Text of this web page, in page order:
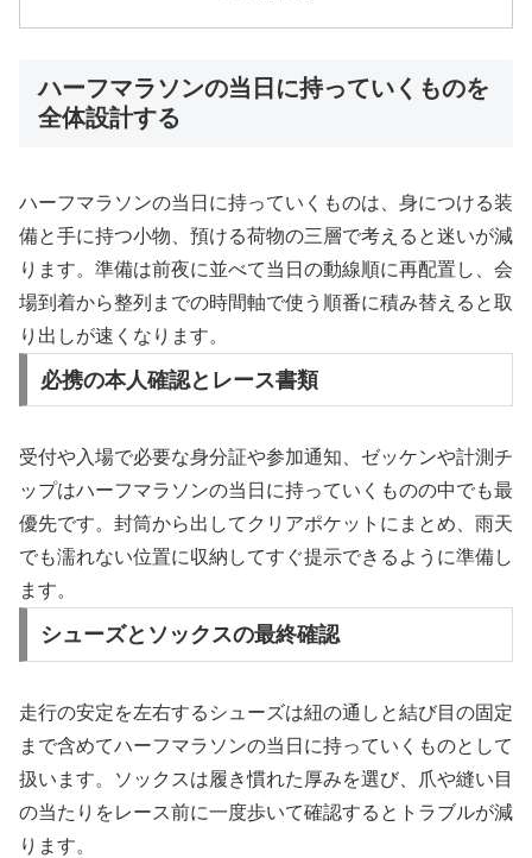
ハーフマラソンの当日に持っていくものを
全体設計する
ハーフマラソンの当日に持っていくものは、身につける装
備と手に持つ小物、預ける荷物の三層で考えると迷いが減
ります。準備は前夜に並べて当日の動線順に再配置し、会
場到着から整列までの時間軸で使う順番に積み替えると取
り出しが速くなります。
必携の本人確認とレース書類
受付や入場で必要な身分証や参加通知、ゼッケンや計測チ
ップはハーフマラソンの当日に持っていくものの中でも最
優先です。封筒から出してクリアポケットにまとめ、雨天
でも濡れない位置に収納してすぐ提示できるように準備し
ます。
シューズとソックスの最終確認
走行の安定を左右するシューズは紐の通しと結び目の固定
まで含めてハーフマラソンの当日に持っていくものとして
扱います。ソックスは履き慣れた厚みを選び、爪や縫い目
の当たりをレース前に一度歩いて確認するとトラブルが減
ります。